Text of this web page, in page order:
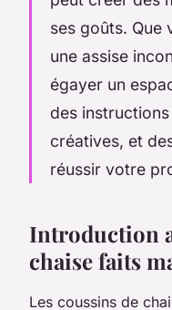
ses goûts. Que
une assise
égayer un
des
créatives, et
réussir votre
Introduction
chaise faits
Les coussins de